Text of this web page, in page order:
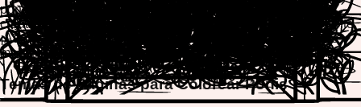
ponis está diseñada profesionalmente para inspirar la
creatividad y proporcionar una experiencia pacífica y relajante.
¡Además, puedes imprimir o descargar fácilmente tus obras
maestras terminadas para compartir con amigos y familia!
Temas de Páginas para Colorear Ponis